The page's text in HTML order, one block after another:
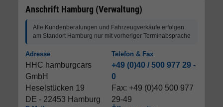
Anschrift Hamburg (Verwaltung)
Alle Kundenberatungen und Fahrzeugverkäufe erfolgen
am Standort Hamburg nur mit vorheriger Terminabsprache
Adresse
HHC hamburgcars
GmbH
Heselstücken 19
DE - 22453 Hamburg
Telefon & Fax
+49 (0)40 / 500 977 29 -
0
Fax: +49 (0)40 500 977
29-49